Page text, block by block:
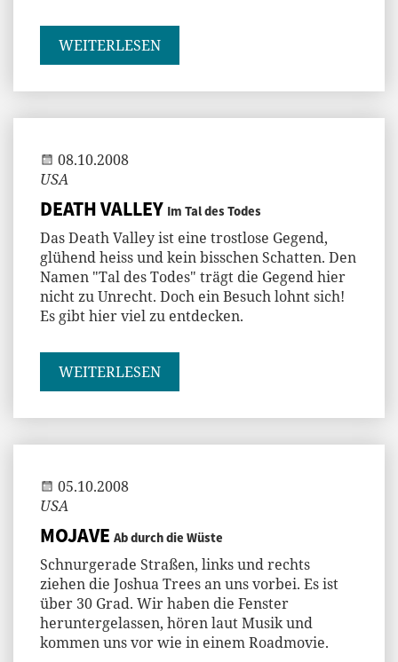
WEITERLESEN
08.10.2008
USA
DEATH VALLEY Im Tal des Todes
Das Death Valley ist eine trostlose Gegend,
glühend heiss und kein bisschen Schatten. Den
Namen "Tal des Todes" trägt die Gegend hier
nicht zu Unrecht. Doch ein Besuch lohnt sich!
Es gibt hier viel zu entdecken.
WEITERLESEN
05.10.2008
USA
MOJAVE Ab durch die Wüste
Schnurgerade Straßen, links und rechts
ziehen die Joshua Trees an uns vorbei. Es ist
über 30 Grad. Wir haben die Fenster
heruntergelassen, hören laut Musik und
kommen uns vor wie in einem Roadmovie.